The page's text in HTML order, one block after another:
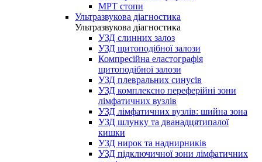
МРТ стопи
Ультразвукова діагностика
Ультразвукова діагностика
УЗД слинних залоз
УЗД щитоподібної залози
Компресійна еластографія
щитоподібної залози
УЗД плевральних синусів
УЗД комплексно переферійні зони
лімфатичних вузлів
УЗД лімфатичних вузлів: шийна зона
УЗД шлунку та дванадцятипалої
кишки
УЗД нирок та наднирників
УЗД підключичної зони лімфатичних